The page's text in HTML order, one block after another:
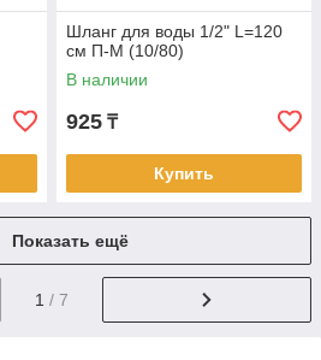
Шланг для воды 1/2" L=120
см П-М (10/80)
В наличии
925 ₸
Купить
Показать ещё
1 / 7